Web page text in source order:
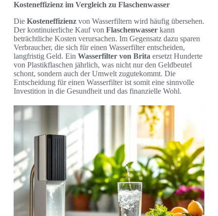
Kosteneffizienz im Vergleich zu Flaschenwasser
Die Kosteneffizienz von Wasserfiltern wird häufig übersehen.
Der kontinuierliche Kauf von Flaschenwasser kann
beträchtliche Kosten verursachen. Im Gegensatz dazu sparen
Verbraucher, die sich für einen Wasserfilter entscheiden,
langfristig Geld. Ein Wasserfilter von Brita ersetzt Hunderte
von Plastikflaschen jährlich, was nicht nur den Geldbeutel
schont, sondern auch der Umwelt zugutekommt. Die
Entscheidung für einen Wasserfilter ist somit eine sinnvolle
Investition in die Gesundheit und das finanzielle Wohl.